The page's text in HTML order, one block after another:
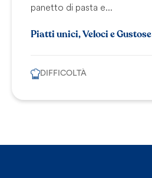
panetto di pasta e...
Piatti unici, Veloci e Gustose
DIFFICOLTÀ